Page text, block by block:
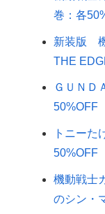
巻：各
新装版
THE
ＧＵＮＤ
50%OFF
トニー
50%OFF
機動戦士
のシン・